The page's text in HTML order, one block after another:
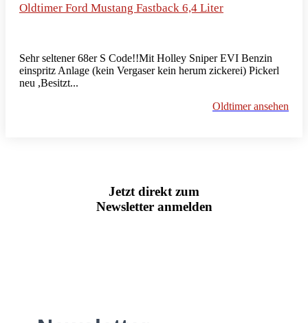
Oldtimer Ford Mustang Fastback 6,4 Liter
Sehr seltener 68er S Code!!Mit Holley Sniper EVI Benzin
einspritz Anlage (kein Vergaser kein herum zickerei) Pickerl
neu ,Besitzt...
Oldtimer ansehen
Jetzt direkt zum
Newsletter anmelden